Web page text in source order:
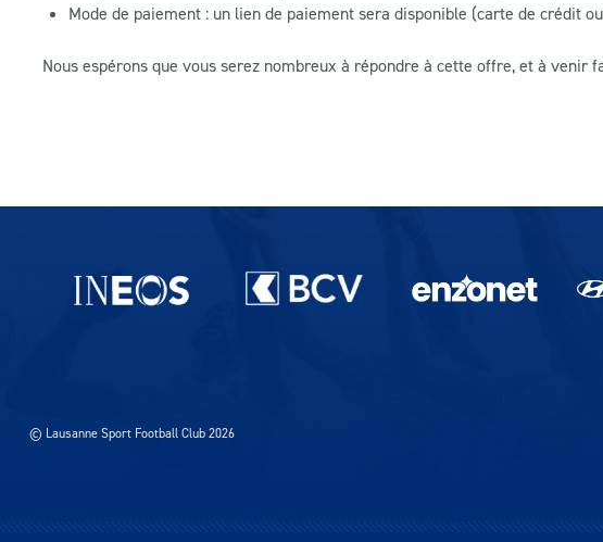
Mode de paiement : un lien de paiement sera disponible (carte de crédit
Nous espérons que vous serez nombreux à répondre à cette offre, et à venir
Partenaires du lausanne-Sport
© Lausanne Sport Football Club 2026